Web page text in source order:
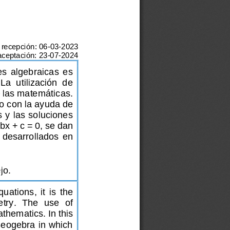
06-03-2023
23-07-2024
algebraicas  es
utilización  de
matemáticas.
con la ayuda de
y las soluciones
+ c = 0, se dan
desarrollados  en
it  is  the
The  use  of
In this
in which